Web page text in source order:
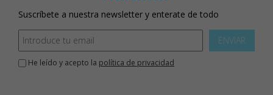
Suscríbete a nuestra newsletter y enterate de todo
ENVIAR
He leído y acepto la política de privacidad